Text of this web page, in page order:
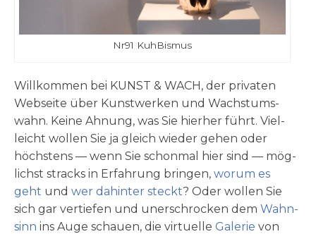
Nr91 Kuh­Bis­mus
Will­kom­men bei KUNST & WACH, der pri­va­ten
Web­sei­te über Kunst­wer­ken und Wachstums­
wahn. Kei­ne Ahnung, was Sie hier­her führt. Viel­
leicht wol­len Sie ja gleich wie­der gehen oder
höchs­tens — wenn Sie schon­mal hier sind — mög­
lichst stracks in Erfah­rung brin­gen, wor­um es
geht und wer dahin­ter steckt? Oder wol­len Sie
sich gar ver­tie­fen und uner­schrocken dem Wahn­
sinn ins Auge schau­en, die vir­tu­el­le Gale­rie von